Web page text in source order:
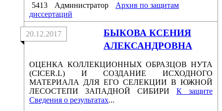
5413 Администратор
Архив по защитам
диссертаций
БЫКОВА КСЕНИЯ
АЛЕКСАНДРОВНА
20.12.2017
ОЦЕНКА КОЛЛЕКЦИОННЫХ ОБРАЗЦОВ НУТА
(CICER.L) И СОЗДАНИЕ ИСХОДНОГО
МАТЕРИАЛА ДЛЯ ЕГО СЕЛЕКЦИИ В ЮЖНОЙ
ЛЕСОСТЕПИ ЗАПАДНОЙ СИБИРИ К защите
Сведения о результатах...